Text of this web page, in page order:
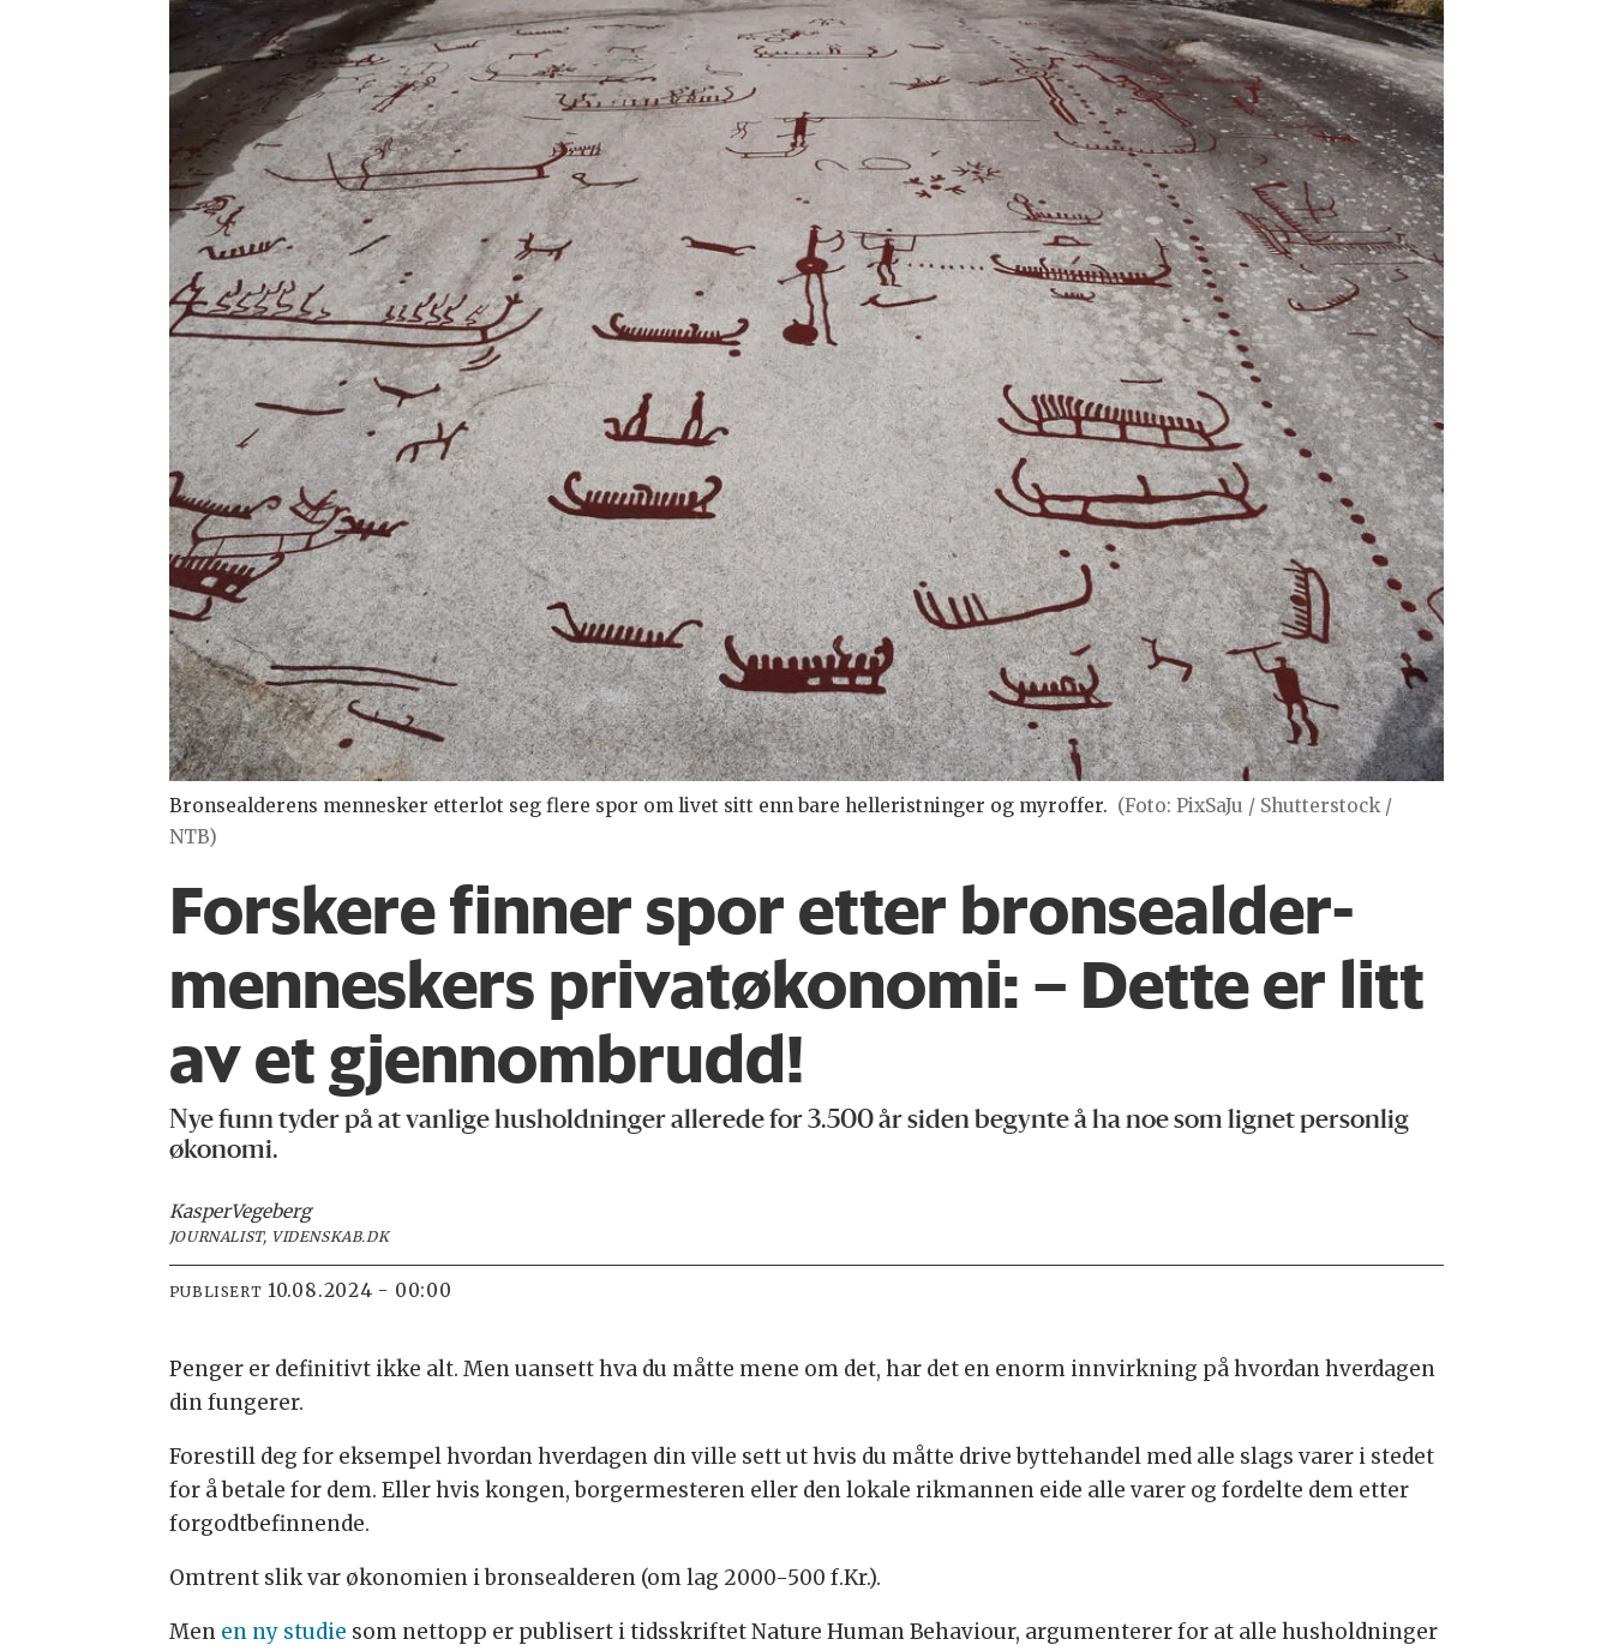
Bronsealderens mennesker etterlot seg flere spor om livet sitt enn bare helleristninger og myroffer. (Foto: PixSaJu / Shutterstock /
NTB)
Forskere finner spor etter bronsealder­
menneskers privat­økonomi: – Dette er litt
av et gjennom­brudd!
Nye funn tyder på at vanlige husholdninger allerede for 3.500 år siden begynte å ha noe som lignet personlig
økonomi.
KasperVegeberg
JOURNALIST, VIDENSKAB.DK
PUBLISERT 10.08.2024 - 00:00
Penger er definitivt ikke alt. Men uansett hva du måtte mene om det, har det en enorm innvirkning på hvordan hverdagen
din fungerer.
Forestill deg for eksempel hvordan hverdagen din ville sett ut hvis du måtte drive byttehandel med alle slags varer i stedet
for å betale for dem. Eller hvis kongen, borgermesteren eller den lokale rikmannen eide alle varer og fordelte dem etter
forgodtbefinnende.
Omtrent slik var økonomien i bronsealderen (om lag 2000-500 f.Kr.).
Men en ny studie som nettopp er publisert i tidsskriftet Nature Human Behaviour, argumenterer for at alle husholdninger